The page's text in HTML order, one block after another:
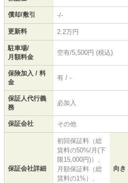
償却/敷引 -/-
更新料 2.2万円
駐車場/
月額料金
空有/5,500円 (税込)
保険加入 / 料
金
有 / -
保証人代行義
務
必加入
保証会社 その他
保証会社詳細
初回保証料（総
賃料の50%/月(下
限15,000円)）、
月額保証料（総
賃料の1%）、
向き